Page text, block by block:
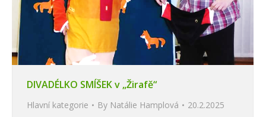
DIVADÉLKO SMÍŠEK v „Žirafě“
Hlavní kategorie By Natálie Hamplová 20.2.2025